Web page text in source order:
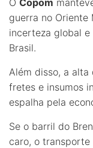
O Copom
guerra no
incerteza global
Brasil.
Além disso, a
fretes e insumos
espalha pela
Se o barril do
caro, o transporte